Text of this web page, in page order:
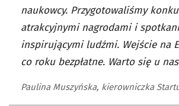
naukowcy. Przygotowaliśmy
atrakcyjnymi nagrodami i
inspirującymi ludźmi. Wejście na
co roku bezpłatne. Warto się u
Paulina Muszyńska, kierowniczka